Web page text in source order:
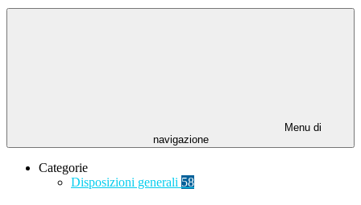
Menu di
navigazione
Categorie
Disposizioni generali 58